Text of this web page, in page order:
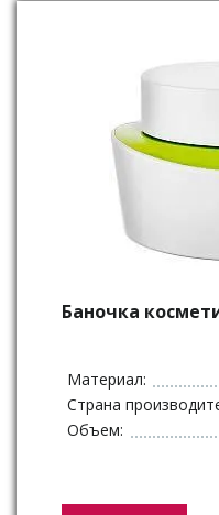
Баночка
Материал:
Страна
Объем: